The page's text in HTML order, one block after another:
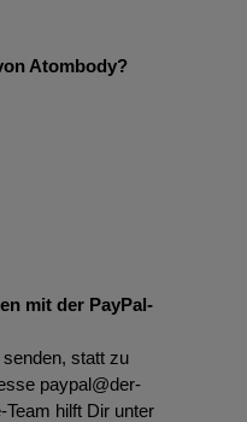
Atombody?
mit der PayPal-
statt zu
paypal@der-
hilft Dir unter